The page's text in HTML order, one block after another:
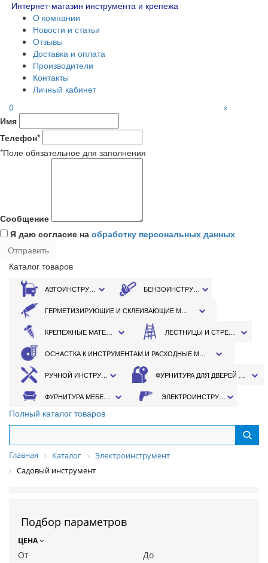
Интернет-магазин инструмента и крепежа
О компании
Новости и статьи
Отзывы
Доставка и оплата
Производители
Контакты
Личный кабинет
0
×
Имя
Телефон*
*Поле обязательное для заполнения
Сообщение
Я даю согласие на обработку персональных данных
Каталог товаров
АВТОИНСТРУМЕНТ БЕНЗОИНСТРУМЕНТ
ГЕРМЕТИЗИРУЮЩИЕ И СКЛЕИВАЮЩИЕ МАТЕРИАЛЫ
КРЕПЕЖНЫЕ МАТЕРИАЛЫ ЛЕСТНИЦЫ И СТРЕМЯНКИ
ОСНАСТКА К ИНСТРУМЕНТАМ И РАСХОДНЫЕ МАТЕРИАЛЫ
РУЧНОЙ ИНСТРУМЕНТ ФУРНИТУРА ДЛЯ ДВЕРЕЙ И ОКОН
ФУРНИТУРА МЕБЕЛЬНАЯ ЭЛЕКТРОИНСТРУМЕНТ
Полный каталог товаров
Главная Каталог
Электроинструмент
Садовый инструмент
Подбор параметров
ЦЕНА
От До